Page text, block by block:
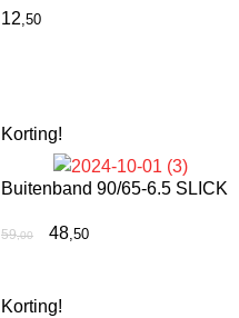
12 ,50
Korting!
Buitenband 90/65-6.5 SLICK
59,00 48 ,50
Korting!